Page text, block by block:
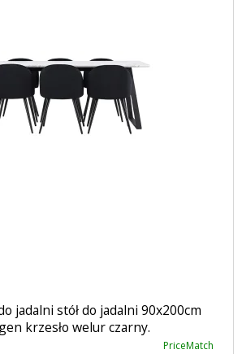
jadalni stół do jadalni 90x200cm
krzesło welur czarny.
PriceMatch